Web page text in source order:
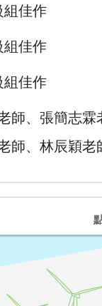
組佳作
組佳作
組佳作
師、張簡志
師、林辰穎老